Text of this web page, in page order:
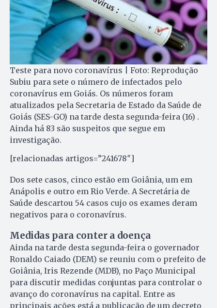
Teste para novo coronavírus | Foto: Reprodução
Subiu para sete o número de infectados pelo
coronavírus em Goiás. Os números foram
atualizados pela Secretaria de Estado da Saúde de
Goiás (SES-GO) na tarde desta segunda-feira (16) .
Ainda há 83 são suspeitos que segue em
investigação.
[relacionadas artigos=”241678″]
Dos sete casos, cinco estão em Goiânia, um em
Anápolis e outro em Rio Verde. A Secretária de
Saúde descartou 54 casos cujo os exames deram
negativos para o coronavírus.
Medidas para conter a doença
Ainda na tarde desta segunda-feira o governador
Ronaldo Caiado (DEM) se reuniu com o prefeito de
Goiânia, Iris Rezende (MDB), no Paço Municipal
para discutir medidas conjuntas para controlar o
avanço do coronavírus na capital. Entre as
principais ações está a publicação de um decreto